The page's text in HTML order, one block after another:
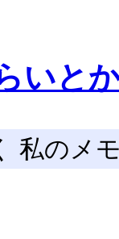
いと
私のメ